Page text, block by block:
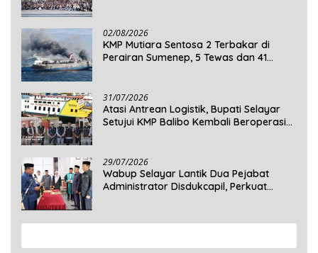
02/08/2026
KMP Mutiara Sentosa 2 Terbakar di
Perairan Sumenep, 5 Tewas dan 41
31/07/2026
Atasi Antrean Logistik, Bupati Selayar
Setujui KMP Balibo Kembali Beroperasi
29/07/2026
Wabup Selayar Lantik Dua Pejabat
Administrator Disdukcapil, Perkuat